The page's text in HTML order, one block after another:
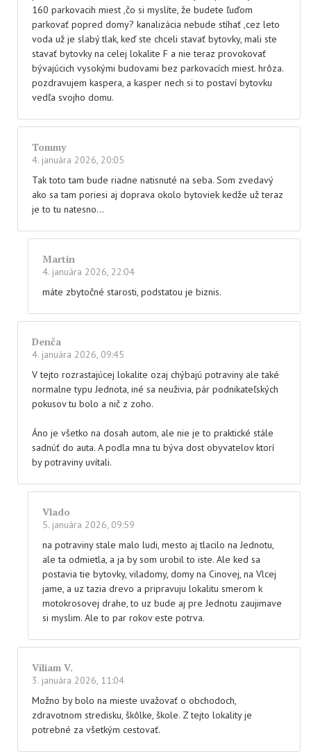
160 parkovacih miest ,čo si myslíte, že budete ľuďom
parkovať popred domy? kanalizácia nebude stíhať ,cez leto
voda už je slabý tlak, keď ste chceli stavať bytovky, mali ste
stavať bytovky na celej lokalite F a nie teraz provokovať
bývajúcich vysokými budovami bez parkovacích miest. hrôza.
pozdravujem kaspera, a kasper nech si to postaví bytovku
vedľa svojho domu.
Tommy
4. januára 2026, 20:05
Tak toto tam bude riadne natisnuté na seba. Som zvedavý
ako sa tam poriesi aj doprava okolo bytoviek kedže už teraz
je to tu natesno…
Martin
4. januára 2026, 22:04
máte zbytočné starosti, podstatou je biznis.
Denča
4. januára 2026, 09:45
V tejto rozrastajúcej lokalite ozaj chýbajú potraviny ale také
normalne typu Jednota, iné sa neuživia, pár podnikateľských
pokusov tu bolo a nič z zoho.
Áno je všetko na dosah autom, ale nie je to praktické stále
sadnúť do auta. A podla mna tu býva dost obyvatelov ktorí
by potraviny uvítali.
Vlado
5. januára 2026, 09:59
na potraviny stale malo ludi, mesto aj tlacilo na Jednotu,
ale ta odmietla, a ja by som urobil to iste. Ale ked sa
postavia tie bytovky, viladomy, domy na Cinovej, na Vlcej
jame, a uz tazia drevo a pripravuju lokalitu smerom k
motokrosovej drahe, to uz bude aj pre Jednotu zaujimave
si myslim. Ale to par rokov este potrva.
Viliam V.
3. januára 2026, 11:04
Možno by bolo na mieste uvažovať o obchodoch,
zdravotnom stredisku, škôlke, škole. Z tejto lokality je
potrebné za všetkým cestovať.